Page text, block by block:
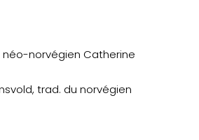
néo-norvégien Catherine
trad. du norvégien